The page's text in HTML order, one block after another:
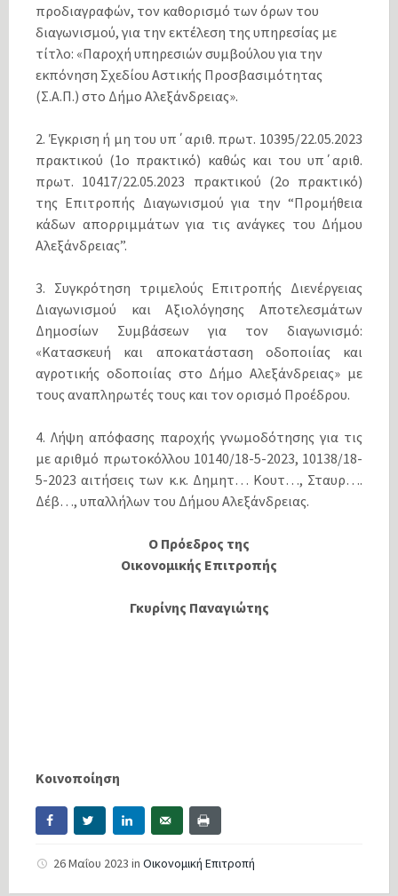
προδιαγραφών, τον καθορισμό των όρων του
διαγωνισμού, για την εκτέλεση της υπηρεσίας με
τίτλο: «Παροχή υπηρεσιών συμβούλου για την
εκπόνηση Σχεδίου Αστικής Προσβασιμότητας
(Σ.Α.Π.) στο Δήμο Αλεξάνδρειας».
2. Έγκριση ή μη του υπ΄αριθ. πρωτ. 10395/22.05.2023
πρακτικού (1ο πρακτικό) καθώς και του υπ΄αριθ.
πρωτ. 10417/22.05.2023 πρακτικού (2ο πρακτικό)
της Επιτροπής Διαγωνισμού για την “Προμήθεια
κάδων απορριμμάτων για τις ανάγκες του Δήμου
Αλεξάνδρειας”.
3. Συγκρότηση τριμελούς Επιτροπής Διενέργειας
Διαγωνισμού και Αξιολόγησης Αποτελεσμάτων
Δημοσίων Συμβάσεων για τον διαγωνισμό:
«Κατασκευή και αποκατάσταση οδοποιίας και
αγροτικής οδοποιίας στο Δήμο Αλεξάνδρειας» με
τους αναπληρωτές τους και τον ορισμό Προέδρου.
4. Λήψη απόφασης παροχής γνωμοδότησης για τις
με αριθμό πρωτοκόλλου 10140/18-5-2023, 10138/18-
5-2023 αιτήσεις των κ.κ. Δημητ… Κουτ…, Σταυρ….
Δέβ…, υπαλλήλων του Δήμου Αλεξάνδρειας.
Ο Πρόεδρος της
Οικονομικής Επιτροπής
Γκυρίνης Παναγιώτης
Κοινοποίηση
26 Μαΐου 2023 in Οικονομική Επιτροπή